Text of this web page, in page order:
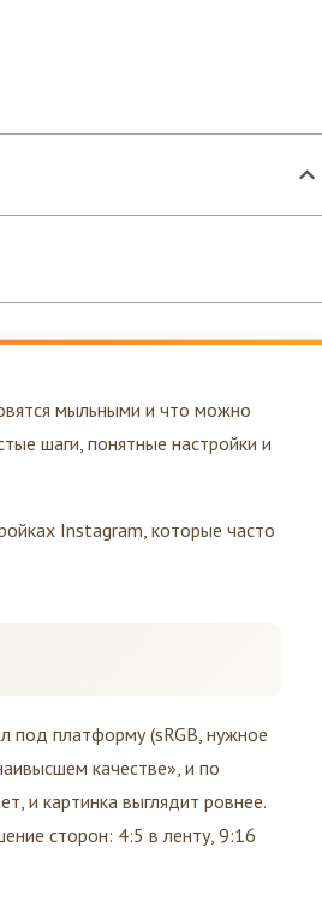
мыльными и что можно
шаги, понятные настройки и
Instagram, которые часто
под платформу (sRGB, нужное
качестве», и по
и картинка выглядит ровнее.
сторон: 4:5 в ленту, 9:16